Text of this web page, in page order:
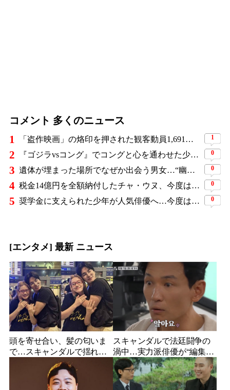
コメント 多くのニュース
1 「盗作映画」の烙印を押された観客動員1,691万人の大ヒット作、裁判所の判断ですべてが覆った 1
2 『ゴジラvsコング』でコングと心を通わせた少女役、わずか18歳で突然の死…父が事故を起こした19歳少年に伝えた言葉 0
3 遺体が埋まった場所でなぜか出会う男女…“幽霊の証言”で事件を解く『恋は命がけ』がNetflix世界2位 0
4 税金14億円を全額納付したチャ・ウヌ、今度は軍服姿で登場…鍛え上げた上半身に驚きの声 0
5 奨学金に支えられた少年が人気俳優へ…今度は子どもたちに総額5,000万円を寄付 0
[エンタメ] 最新 ニュース
頭を寄せ合い、髪の匂いま
で…スキャンダルで揺れた
人気俳優、ベトナム女性歌
手との親密動画が公開
スキャンダルで法廷闘争の
渦中…実力派俳優が“編集な
し”でテレビ登場、予告映像
に批判の声